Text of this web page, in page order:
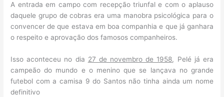
A entrada em campo com recepção triunfal e com o aplauso
daquele grupo de cobras era uma manobra psicológica para o
convencer de que estava em boa companhia e que já ganhara
o respeito e aprovação dos famosos companheiros.
Isso aconteceu no dia 27 de novembro de 1958, Pelé já era
campeão do mundo e o menino que se lançava no grande
futebol com a camisa 9 do Santos não tinha ainda um nome
definitivo